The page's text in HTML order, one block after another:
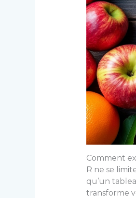
Comment
R ne se
qu’un
transforme